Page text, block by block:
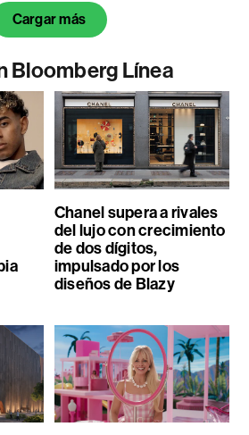
Cargar más
Bloomberg Línea
Chanel supera a rivales
del lujo con crecimiento
de dos dígitos,
impulsado por los
diseños de Blazy